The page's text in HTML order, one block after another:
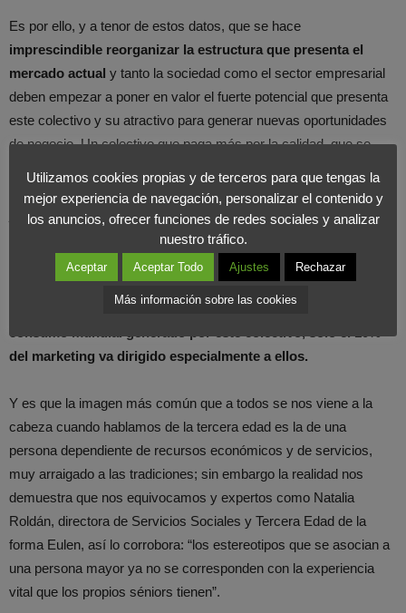
Es por ello, y a tenor de estos datos, que se hace
imprescindible reorganizar la estructura que presenta el
mercado actual y tanto la sociedad como el sector empresarial
deben empezar a poner en valor el fuerte potencial que presenta
este colectivo y su atractivo para generar nuevas oportunidades
de negocio. Un colectivo que paga más por la calidad, que se
que cotizan en bolsa o que gastan más en viajes que la población
joven. Unapoblación mayor más experimentadaque, sin
embargo, se siente invisible ante los ojos de la sociedad y
reniega de los estereotipos y al que lasempresas deben de
adaptar sus modelos de negocio , prestando atención a sus
necesidades y preferencias, ya quede un total de 50% del
consumo mundial generado por este colectivo, sólo el 10%
del marketing va dirigido especialmente a ellos.
Y es que la imagen más común que a todos se nos viene a la
cabeza cuando hablamos de la tercera edad es la de una
persona dependiente de recursos económicos y de servicios,
muy arraigado a las tradiciones; sin embargo la realidad nos
demuestra que nos equivocamos y expertos como Natalia
Roldán, directora de Servicios Sociales y Tercera Edad de la
forma Eulen, así lo corrobora: “los estereotipos que se asocian a
una persona mayor ya no se corresponden con la experiencia
vital que los propios séniors tienen”.
Utilizamos cookies propias y de terceros para que tengas la
mejor experiencia de navegación, personalizar el contenido y
los anuncios, ofrecer funciones de redes sociales y analizar
nuestro tráfico.
Aceptar Aceptar Todo Ajustes Rechazar
Más información sobre las cookies